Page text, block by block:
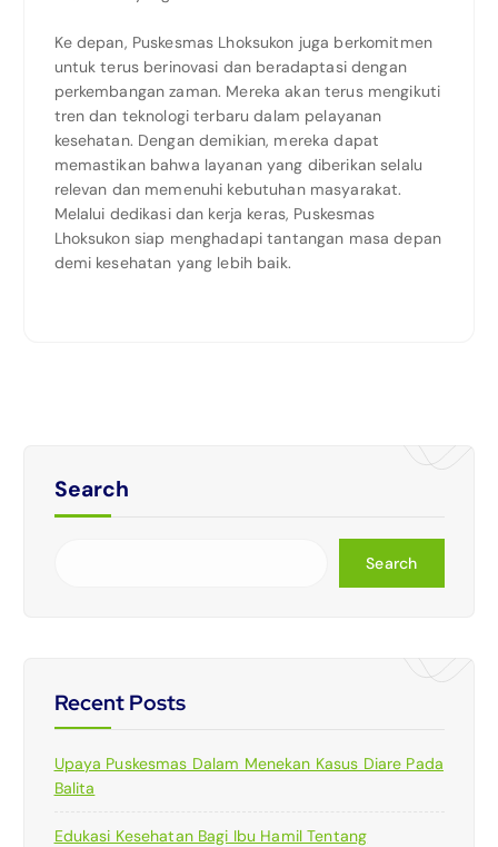
Ke depan, Puskesmas Lhoksukon juga berkomitmen
untuk terus berinovasi dan beradaptasi dengan
perkembangan zaman. Mereka akan terus mengikuti
tren dan teknologi terbaru dalam pelayanan
kesehatan. Dengan demikian, mereka dapat
memastikan bahwa layanan yang diberikan selalu
relevan dan memenuhi kebutuhan masyarakat.
Melalui dedikasi dan kerja keras, Puskesmas
Lhoksukon siap menghadapi tantangan masa depan
demi kesehatan yang lebih baik.
Search
Search
Recent Posts
Upaya Puskesmas Dalam Menekan Kasus Diare Pada
Balita
Edukasi Kesehatan Bagi Ibu Hamil Tentang